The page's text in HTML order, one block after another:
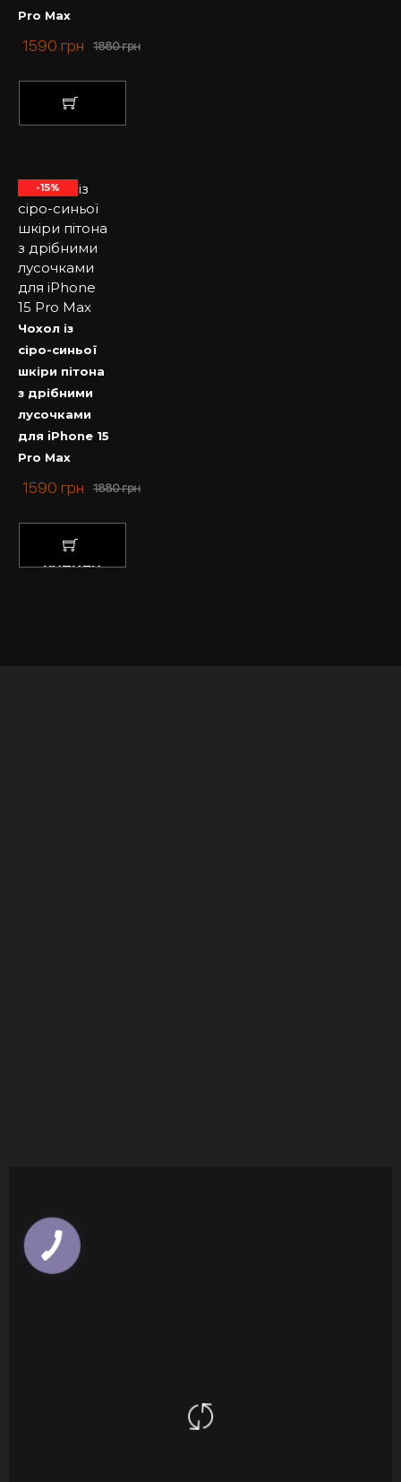
Pro Max
1880грн
1590 грн
-15%
Чохол із
сіро-синьої
шкіри пітона
з дрібними
лусочками
для iPhone 15
Pro Max
1880грн
1590 грн
КУПИТИ